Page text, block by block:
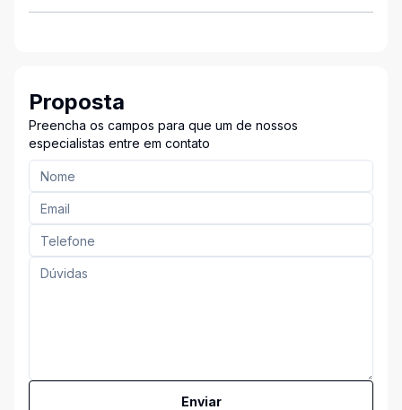
Proposta
Preencha os campos para que um de nossos
especialistas entre em contato
Enviar